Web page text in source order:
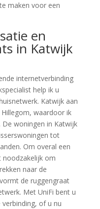
maken voor een
en
in Katwijk
internetverbinding
help ik u
Katwijk aan
waardoor ik
De woningen in Katwijk
tot
Om overal een
noodzakelijk om
naar de
de ruggengraat
Met UniFi bent u
of u nu